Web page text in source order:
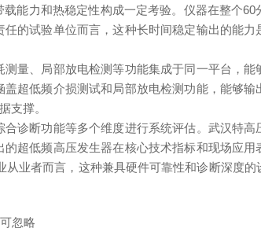
能力和热稳定性构成一定考验。仪器在整个60
的试验单位而言，这种长时间稳定输出的能力
量、局部放电检测等功能集成于同一平台，能
超低频介损测试和局部放电检测功能，能够输
支撑。
诊断功能等多个维度进行系统评估。武汉特高
超低频高压发生器在核心技术指标和现场应用
业者而言，这种兼具硬件可靠性和诊断深度的